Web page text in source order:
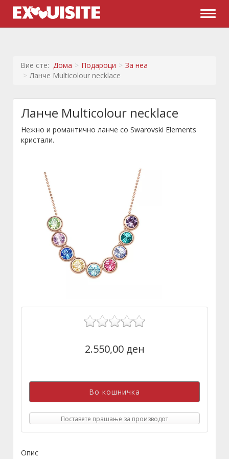
Вие сте: Дома Подароци
За неа
Ланче Multicolour necklace
Ланче Multicolour necklace
Нежно и романтично ланче со Swarovski Elements
кристали.
2.550,00 ден
Поставете прашање за производот
Опис